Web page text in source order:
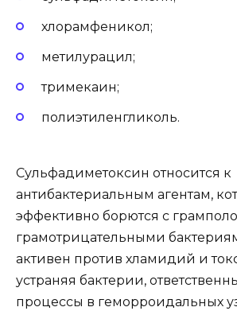
хлорамфеникол;
метилурацил;
тримекаин;
полиэтиленгликоль.
Сульфадиметоксин относится к
антибактериальным агентам,
эффективно борются с
грамотрицательными
активен против хламидий и
устраняя бактерии,
процессы в геморроидальных